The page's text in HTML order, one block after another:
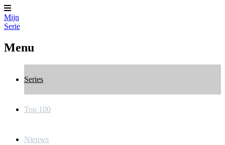
Mijn
Serie
Menu
Series
Top 100
Nieuws